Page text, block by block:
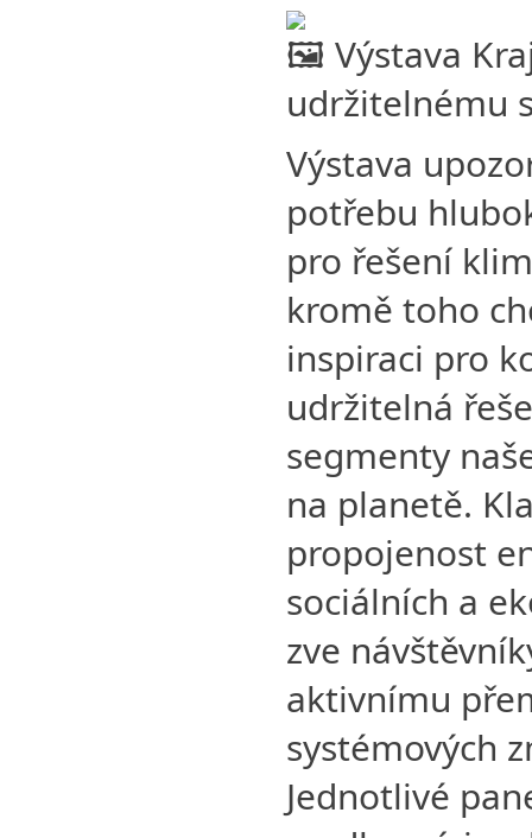
Výstava
udržitelnému
Výstava
potřebu
pro řešení
kromě toho
inspiraci pro
udržitelná
segmenty
na planetě.
propojenost
sociálních a
zve
aktivnímu
systémových
Jednotlivé